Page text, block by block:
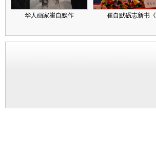
华人画家崔自默作 崔自默砺志新书《